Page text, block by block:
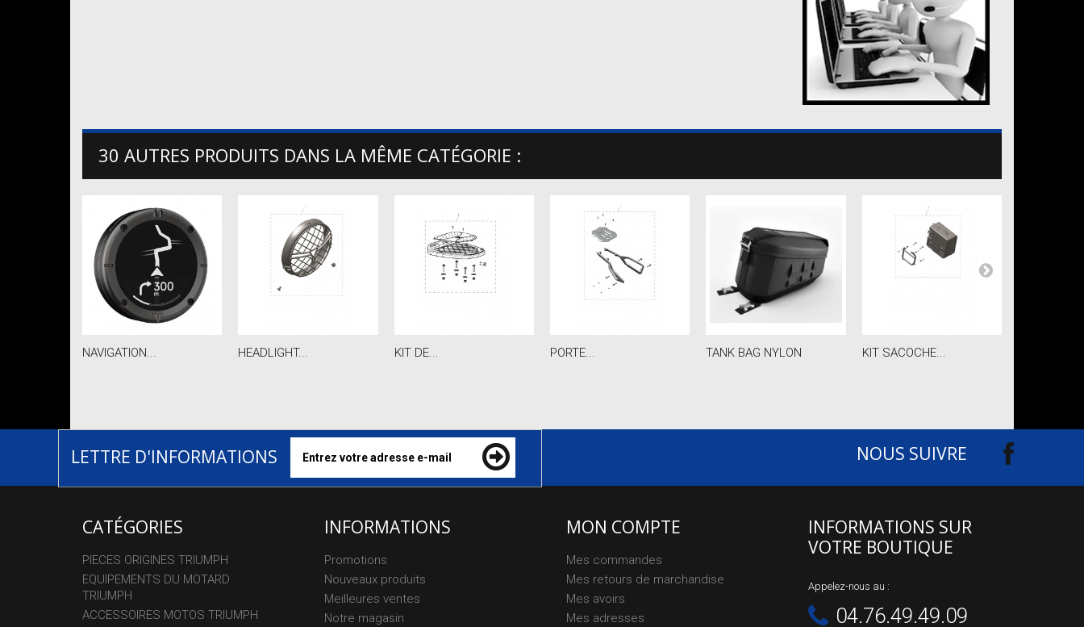
30 AUTRES PRODUITS DANS LA MÊME CATÉGORIE :
NAVIGATION... HEADLIGHT... KIT DE... PORTE... TANK BAG NYLON KIT SACOCHE...
LETTRE D'INFORMATIONS NOUS SUIVRE
CATÉGORIES
PIECES ORIGINES TRIUMPH
EQUIPEMENTS DU MOTARD
TRIUMPH
ACCESSOIRES MOTOS TRIUMPH
INFORMATIONS
Promotions
Nouveaux produits
Meilleures ventes
Notre magasin
MON COMPTE
Mes commandes
Mes retours de marchandise
Mes avoirs
Mes adresses
INFORMATIONS SUR
VOTRE BOUTIQUE
Appelez-nous au :
04.76.49.49.09